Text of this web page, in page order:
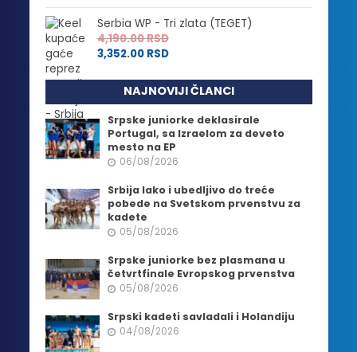
Serbia WP - Tri zlata (TEGET)
4,190.00RSD
3,352.00 RSD
NAJNOVIJI ČLANCI
Srpske juniorke deklasirale
Portugal, sa Izraelom za deveto
mesto na EP
06/08/2026
Srbija lako i ubedljivo do treće
pobede na Svetskom prvenstvu za
kadete
05/08/2026
Srpske juniorke bez plasmana u
četvrtfinale Evropskog prvenstva
05/08/2026
Srpski kadeti savladali i Holandiju
04/08/2026